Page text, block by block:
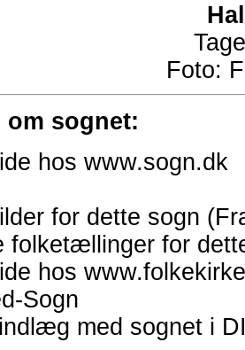
Foto:
sognet:
hos www.sogn.dk
for dette sogn
folketællinger for
hos
Sogn
med sognet i